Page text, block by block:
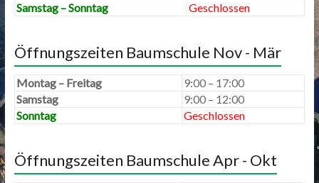
Samstag – Sonntag
Geschlossen
Öffnungszeiten Baumschule Nov - Mär
Montag – Freitag
9:00 – 17:00
Samstag
9:00 – 12:00
Sonntag
Geschlossen
Öffnungszeiten Baumschule Apr - Okt